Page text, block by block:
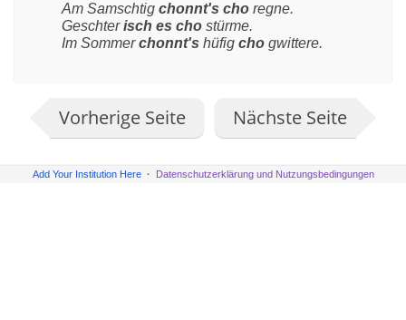
Am Samschtig chonnt's cho regne.
Geschter isch es cho stürme.
Im Sommer chonnt's hüfig cho gwittere.
Vorherige Seite Nächste Seite
Add Your Institution Here Datenschutzerklärung und Nutzungsbedingungen